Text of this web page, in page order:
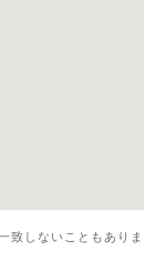
致しないこともありま